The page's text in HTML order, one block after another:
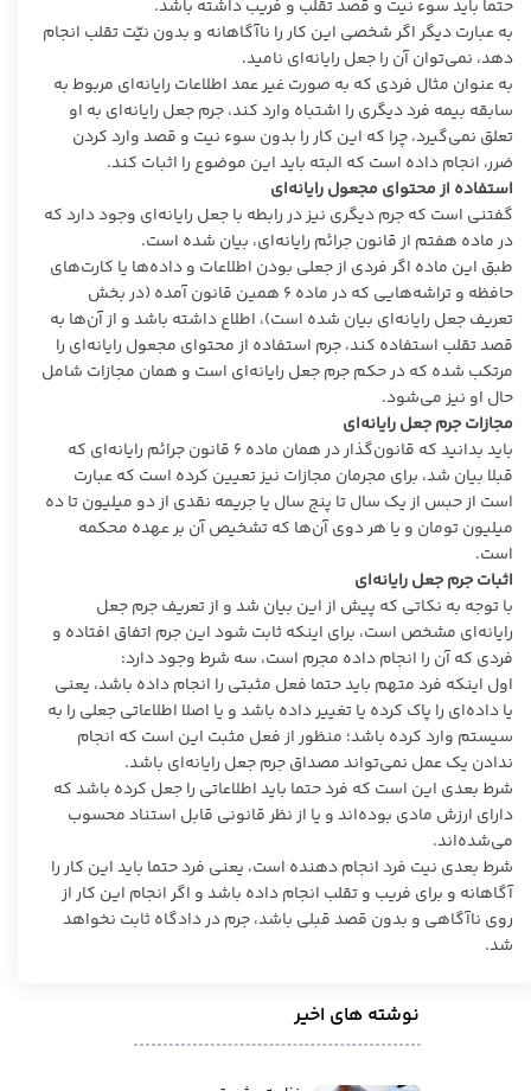
حتما باید سوء نیت و قصد تقلب و فریب داشته باشد.
به عبارت دیگر اگر شخصی این کار را ناآگاهانه و بدون نیّت تقلب انجام
دهد، نمی‌توان آن را جعل رایانه‌ای نامید.
به عنوان مثال فردی که به صورت غیر عمد اطلاعات رایانه‌ای مربوط به
سابقه بیمه فرد دیگری را اشتباه وارد کند، جرم جعل رایانه‌ای به او
تعلق نمی‌گیرد، چرا که این کار را بدون سوء نیت و قصد وارد کردن
ضرر، انجام داده است که البته باید این موضوع را اثبات کند.
استفاده از محتوای مجعول رایانه‌ای
گفتنی است که جرم دیگری نیز در رابطه با جعل رایانه‌ای وجود دارد که
در ماده هفتم از قانون جرائم رایانه‌ای، بیان شده است.
طبق این ماده اگر فردی از جعلی بودن اطلاعات و داده‌ها یا کارت‌های
حافظه و تراشه‌هایی که در ماده ۶ همین قانون آمده (در بخش
تعریف جعل رایانه‌ای بیان شده است)، اطلاع داشته باشد و از آن‌ها به
قصد تقلب استفاده کند، جرم استفاده از محتوای مجعول رایانه‌ای را
مرتکب شده که در حکم جرم جعل رایانه‌ای است و همان مجازات شامل
حال او نیز می‌شود.
مجازات جرم جعل رایانه‌ای
باید بدانید که قانون‌گذار در همان ماده ۶ قانون جرائم رایانه‌ای که
قبلا بیان شد، برای مجرمان مجازات نیز تعیین کرده است که عبارت
است از حبس از یک سال تا پنج سال یا جریمه نقدی از دو میلیون تا ده
میلیون تومان و یا هر دوی آن‌ها که تشخیص آن بر عهده محکمه
است.
اثبات جرم جعل رایانه‌ای
با توجه به نکاتی که پیش از این بیان شد و از تعریف جرم جعل
رایانه‌ای مشخص است، برای اینکه ثابت شود این جرم اتفاق افتاده و
فردی که آن را انجام داده مجرم است، سه شرط وجود دارد:
اول اینکه فرد متهم باید حتما فعل مثبتی را انجام داده باشد، یعنی
یا داده‌ای را پاک کرده یا تغییر داده باشد و یا اصلا اطلاعاتی جعلی را به
سیستم وارد کرده باشد؛ منظور از فعل مثبت این است که انجام
ندادن یک عمل نمی‌تواند مصداق جرم جعل رایانه‌ای باشد.
شرط بعدی این است که فرد حتما باید اطلاعاتی را جعل کرده باشد که
دارای ارزش مادی بوده‌اند و یا از نظر قانونی قابل استناد محسوب
می‌شده‌اند.
شرط بعدی نیت فرد انجام دهنده است، یعنی فرد حتما باید این کار را
آگاهانه و برای فریب و تقلب انجام داده باشد و اگر انجام این کار از
روی ناآگاهی و بدون قصد قبلی باشد، جرم در دادگاه ثابت نخواهد
شد.
نوشته های اخیر